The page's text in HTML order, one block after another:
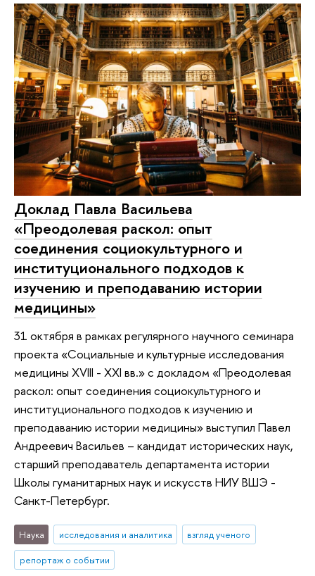
Доклад Павла Васильева
«Преодолевая раскол: опыт
соединения социокультурного и
институционального подходов к
изучению и преподаванию истории
медицины»
31 октября в рамках регулярного научного семинара
проекта «Социальные и культурные исследования
медицины XVIII - XXI вв.» с докладом «Преодолевая
раскол: опыт соединения социокультурного и
институционального подходов к изучению и
преподаванию истории медицины» выступил Павел
Андреевич Васильев – кандидат исторических наук,
старший преподаватель департамента истории
Школы гуманитарных наук и искусств НИУ ВШЭ -
Санкт-Петербург.
Наука исследования и аналитика
взгляд ученого
репортаж о событии